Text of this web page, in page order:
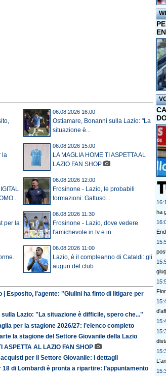
06.08.2026 16:00
Ostiamare, Bonanni sulla Lazio: "La
situazione è...
la
06.08.2026 15:00
LA MAGLIA HOME TI ASPETTA AL
LAZIO FAN SHOP
06.08.2026 12:00
Frosinone - Lazio, le probabili
formazioni: Gattuso...
per la
06.08.2026 11:30
Frosinone - Lazio, dove vedere
l'amichevole in tv e in...
06.08.2026 11:00
Lazio, è il compleanno di Cataldi: gli
auguri del club
| Esposito, l'agente: "Giulini ha finto di litigare per
Lazio: "La situazione è difficile, spero che..."
per la stagione 2026/27: l’elenco completo
la stagione del Settore Giovanile della Lazio
ASPETTA AL LAZIO FAN SHOP
per il Settore Giovanile: i dettagli
18 di Lombardi è pronta a ripartire: l’appuntamento
ha